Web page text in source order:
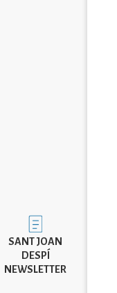
Imatge
SANT JOAN
DESPÍ
NEWSLETTER